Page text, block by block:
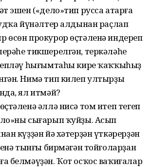
эшен («дело»тип русса атарға
йүнәлтер алдынан раҫлап
өсөн прокурор өҫтәленә индереп
тикшерелгән, теркәләһе
һығымтаһы кире ҡаҡҡыһыҙ
Нимә тип килеп ултырҙы
ял итмәй?
әллә нисә том итеп тегеп
сығарып ҡуйҙы. Асып
күҙҙән йә хәтерҙән үткәрерҙән
тынғы бирмәгән тойғоларҙан
белмәүҙән. Ҡот осҡос ваҡиғалар